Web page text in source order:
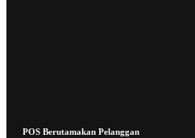
POS Berutamakan Pelanggan